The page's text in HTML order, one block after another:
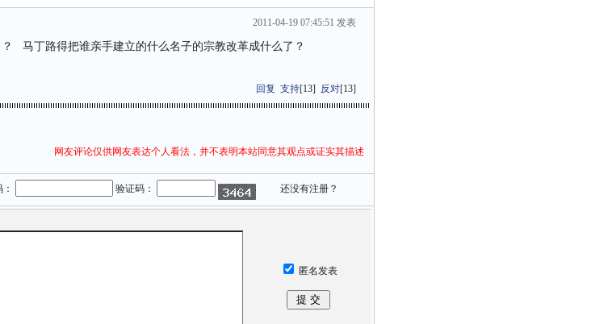
2011-04-19 07:45:51 发表
丁路得把谁亲手建立的什么名子的宗教改革成什么了？
回复 支持[13] 反对[13]
网友评论仅供网友表达个人看法，并不表明本站同意其观点或证实其描述
验证码： 还没有注册？
匿名发表